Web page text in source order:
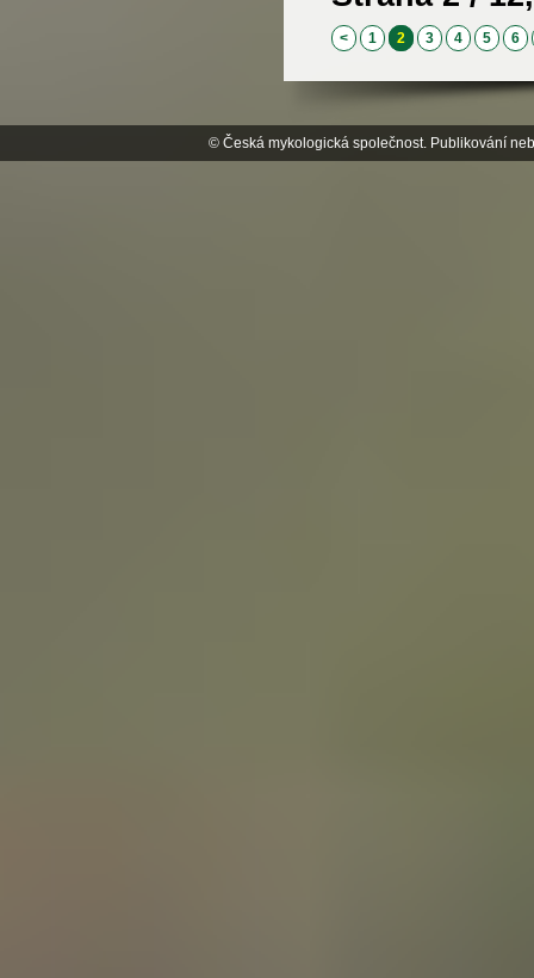
< 1 2 3 4 5 6
© Česká mykologická společnost. Publikování